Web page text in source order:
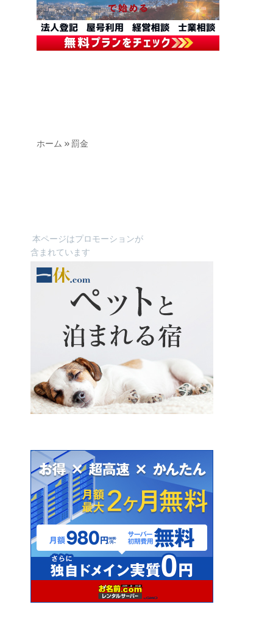
ホーム »罰金
本ページはプロモーションが
含まれています